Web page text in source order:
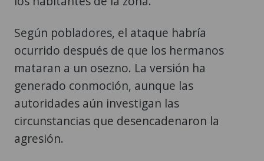
Según pobladores, el ataque habría
ocurrido después de que los hermanos
mataran a un osezno. La versión ha
generado conmoción, aunque las
autoridades aún investigan las
circunstancias que desencadenaron la
agresión.